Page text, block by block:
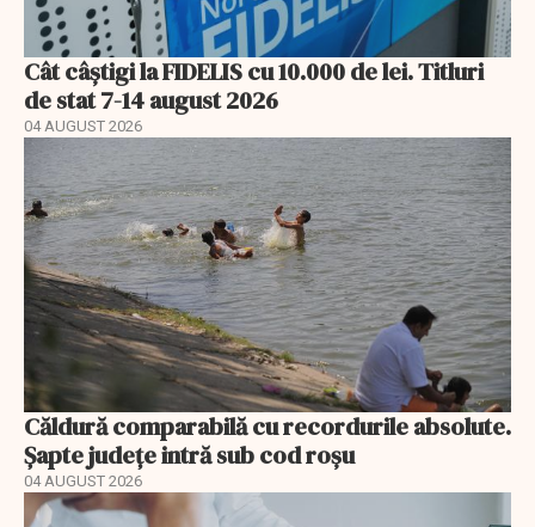
Cât câștigi la FIDELIS cu 10.000 de lei. Titluri
de stat 7-14 august 2026
04 AUGUST 2026
Căldură comparabilă cu recordurile absolute.
Șapte județe intră sub cod roșu
04 AUGUST 2026